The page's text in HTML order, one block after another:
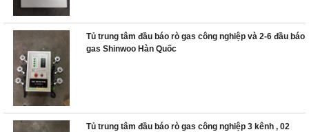
Tủ trung tâm đầu báo rò gas công nghiệp và 2-6 đầu báo
gas Shinwoo Hàn Quốc
Tủ trung tâm đầu báo rò gas công nghiệp 3 kênh , 02